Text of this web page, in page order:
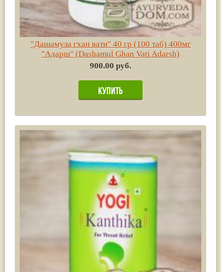
"Дашамула гхан вати" 40 гр (100 таб) 400мг
"Адарш" (Dashamul Ghan Vati Adarsh)
900.00 руб.